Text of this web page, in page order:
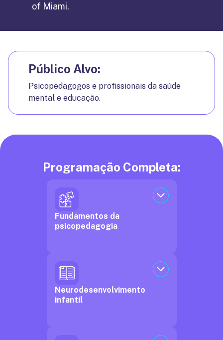
of Miami.
Público Alvo:
Psicopedagogos e profissionais da saúde
mental e educação.
Programação Completa:
Fundamentos da
psicopedagogia
Neurodesenvolvimento
infantil